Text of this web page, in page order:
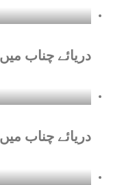
دریائے چناب
دریائے چناب